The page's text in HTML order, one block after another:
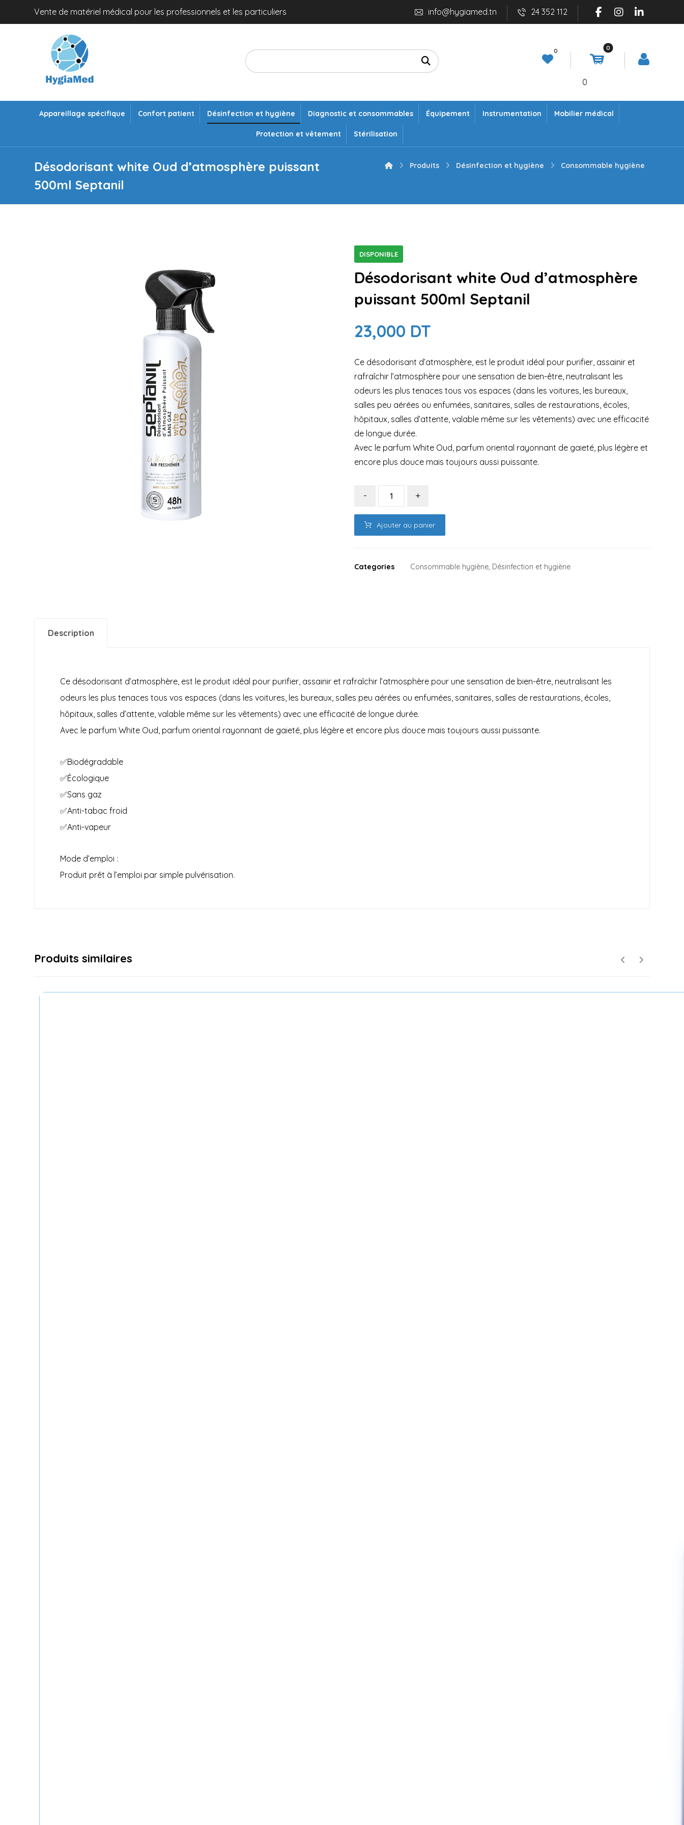
Vente de matériel médical pour les professionnels et les particuliers 24 352 112
info@hygiamed.tn
0
Appareillage spécifique Confort patient Désinfection et hygiène Diagnostic et consommables Équipement Instrumentation Mobilier médical
Protection et vêtement Stérilisation
Désodorisant white Oud d’atmosphère puissant
500ml Septanil
Produits Désinfection et hygiène Consommable hygiène
DISPONIBLE
Désodorisant white Oud d’atmosphère
puissant 500ml Septanil
23,000 DT
Ce désodorisant d’atmosphère, est le produit idéal pour purifier, assainir et
rafraîchir l’atmosphère pour une sensation de bien-être, neutralisant les
odeurs les plus tenaces tous vos espaces (dans les voitures, les bureaux,
salles peu aérées ou enfumées, sanitaires, salles de restaurations, écoles,
hôpitaux, salles d’attente, valable même sur les vêtements) avec une efficacité
de longue durée.
Avec le parfum White Oud, parfum oriental rayonnant de gaieté, plus légère et
encore plus douce mais toujours aussi puissante.
- +
Ajouter au panier
Categories Consommable hygiène Désinfection et hygiène
Description
Ce désodorisant d’atmosphère, est le produit idéal pour purifier, assainir et rafraîchir l’atmosphère pour une sensation de bien-être, neutralisant les
odeurs les plus tenaces tous vos espaces (dans les voitures, les bureaux, salles peu aérées ou enfumées, sanitaires, salles de restaurations, écoles,
hôpitaux, salles d’attente, valable même sur les vêtements) avec une efficacité de longue durée.
Avec le parfum White Oud, parfum oriental rayonnant de gaieté, plus légère et encore plus douce mais toujours aussi puissante.
✅Biodégradable
✅Écologique
✅Sans gaz
✅Anti-tabac froid
✅Anti-vapeur
Mode d’emploi :
Produit prêt à l’emploi par simple pulvérisation.
Produits similaires